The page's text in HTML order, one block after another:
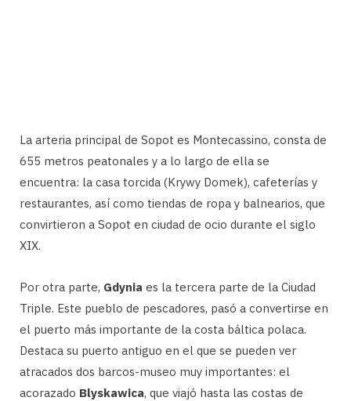
La arteria principal de Sopot es Montecassino, consta de
655 metros peatonales y a lo largo de ella se
encuentra: la casa torcida (Krywy Domek), cafeterías y
restaurantes, así como tiendas de ropa y balnearios, que
convirtieron a Sopot en ciudad de ocio durante el siglo
XIX.
Por otra parte, Gdynia es la tercera parte de la Ciudad
Triple. Este pueblo de pescadores, pasó a convertirse en
el puerto más importante de la costa báltica polaca.
Destaca su puerto antiguo en el que se pueden ver
atracados dos barcos-museo muy importantes: el
acorazado Blyskawica, que viajó hasta las costas de